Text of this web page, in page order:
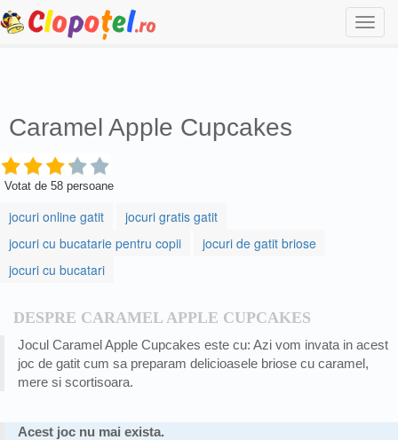
Caramel Apple Cupcakes
Votat de 58 persoane
jocuri online gatit
jocuri gratis gatit
jocuri cu bucatarie pentru copii
jocuri de gatit briose
jocuri cu bucatari
DESPRE CARAMEL APPLE CUPCAKES
Jocul Caramel Apple Cupcakes este cu: Azi vom invata in acest
joc de gatit cum sa preparam delicioasele briose cu caramel,
mere si scortisoara.
Acest joc nu mai exista.